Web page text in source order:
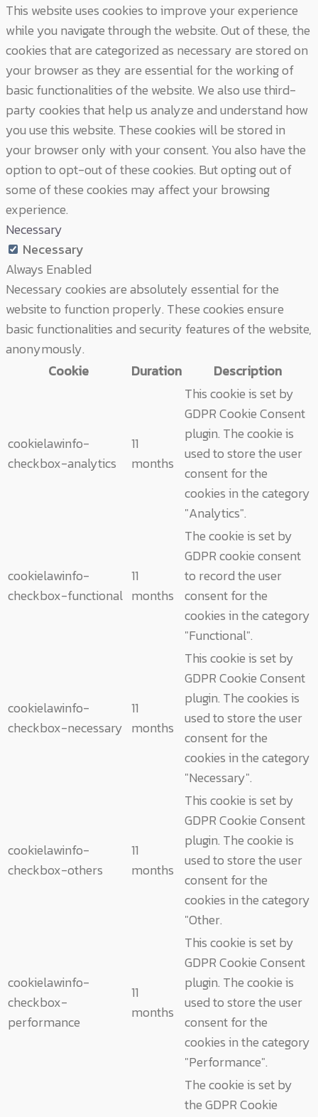
This website uses cookies to improve your experience
while you navigate through the website. Out of these, the
cookies that are categorized as necessary are stored on
your browser as they are essential for the working of
basic functionalities of the website. We also use third-
party cookies that help us analyze and understand how
you use this website. These cookies will be stored in
your browser only with your consent. You also have the
option to opt-out of these cookies. But opting out of
some of these cookies may affect your browsing
experience.
Necessary
Necessary
Always Enabled
Necessary cookies are absolutely essential for the
website to function properly. These cookies ensure
basic functionalities and security features of the website,
anonymously.
Cookie
Duration Description
cookielawinfo-
checkbox-analytics
11
months
This cookie is set by
GDPR Cookie Consent
plugin. The cookie is
used to store the user
consent for the
cookies in the category
"Analytics".
cookielawinfo-
checkbox-functional
11
months
The cookie is set by
GDPR cookie consent
to record the user
consent for the
cookies in the category
"Functional".
cookielawinfo-
checkbox-necessary
11
months
This cookie is set by
GDPR Cookie Consent
plugin. The cookies is
used to store the user
consent for the
cookies in the category
"Necessary".
cookielawinfo-
checkbox-others
11
months
This cookie is set by
GDPR Cookie Consent
plugin. The cookie is
used to store the user
consent for the
cookies in the category
"Other.
cookielawinfo-
checkbox-
performance
11
months
This cookie is set by
GDPR Cookie Consent
plugin. The cookie is
used to store the user
consent for the
cookies in the category
"Performance".
The cookie is set by
the GDPR Cookie